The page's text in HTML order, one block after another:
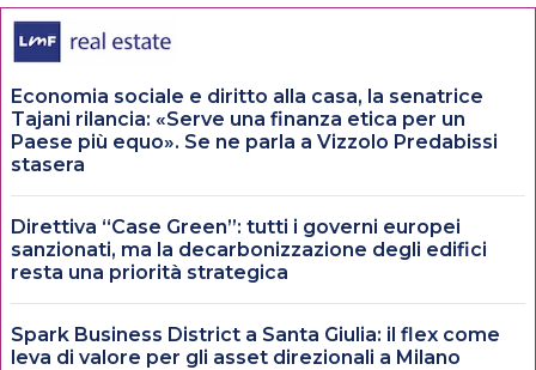
Economia sociale e diritto alla casa, la senatrice
Tajani rilancia: «Serve una finanza etica per un
Paese più equo». Se ne parla a Vizzolo Predabissi
stasera
Direttiva “Case Green”: tutti i governi europei
sanzionati, ma la decarbonizzazione degli edifici
resta una priorità strategica
Spark Business District a Santa Giulia: il flex come
leva di valore per gli asset direzionali a Milano